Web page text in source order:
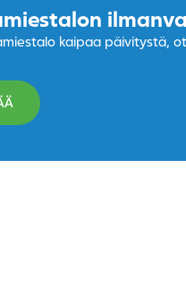
kaipaa päivitystä,